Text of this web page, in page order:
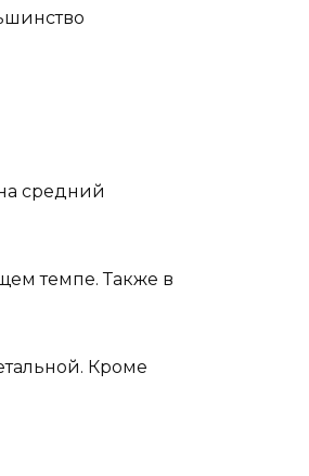
средний
темпе. Также в
Кроме